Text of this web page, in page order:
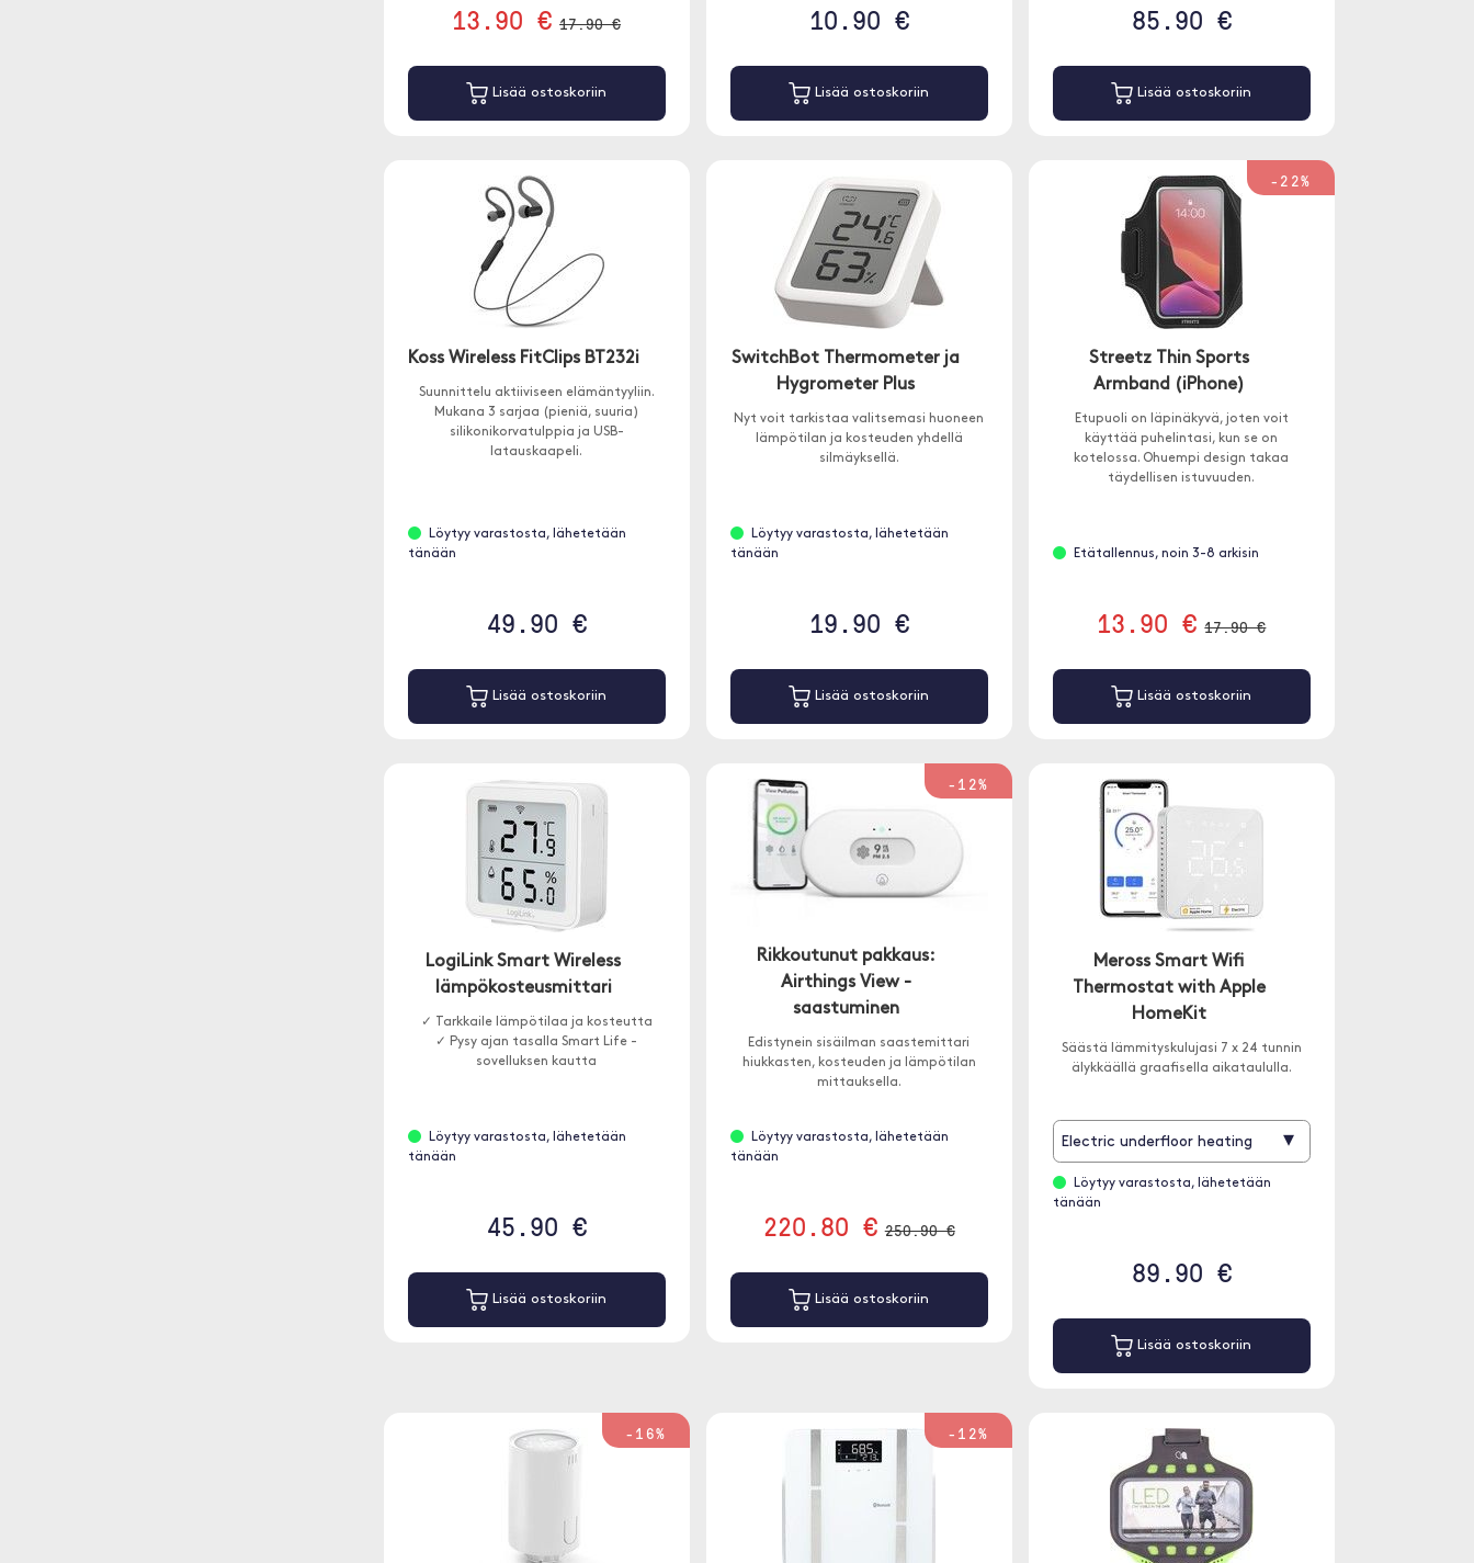
13.90 € 17.90 €
Lisää ostoskoriin
10.90 €
Lisää ostoskoriin
85.90 €
Lisää ostoskoriin
Koss Wireless FitClips BT232i
Suunnittelu aktiiviseen elämäntyyliin.
Mukana 3 sarjaa (pieniä, suuria)
silikonikorvatulppia ja USB-
latauskaapeli.
Löytyy varastosta, lähetetään
tänään
49.90 €
Lisää ostoskoriin
SwitchBot Thermometer ja
Hygrometer Plus
Nyt voit tarkistaa valitsemasi huoneen
lämpötilan ja kosteuden yhdellä
silmäyksellä.
Löytyy varastosta, lähetetään
tänään
19.90 €
Lisää ostoskoriin
-22%
Streetz Thin Sports
Armband (iPhone)
Etupuoli on läpinäkyvä, joten voit
käyttää puhelintasi, kun se on
kotelossa. Ohuempi design takaa
täydellisen istuvuuden.
Etätallennus, noin 3-8 arkisin
13.90 € 17.90 €
Lisää ostoskoriin
LogiLink Smart Wireless
lämpökosteusmittari
✓ Tarkkaile lämpötilaa ja kosteutta
✓ Pysy ajan tasalla Smart Life -
sovelluksen kautta
Löytyy varastosta, lähetetään
tänään
45.90 €
Lisää ostoskoriin
-12%
Rikkoutunut pakkaus:
Airthings View -
saastuminen
Edistynein sisäilman saastemittari
hiukkasten, kosteuden ja lämpötilan
mittauksella.
Löytyy varastosta, lähetetään
tänään
220.80 € 250.90 €
Lisää ostoskoriin
Meross Smart Wifi
Thermostat with Apple
HomeKit
Säästä lämmityskulujasi 7 x 24 tunnin
älykkäällä graafisella aikataululla.
Electric underfloor heating ▾
Löytyy varastosta, lähetetään
tänään
89.90 €
Lisää ostoskoriin
-16% -12%